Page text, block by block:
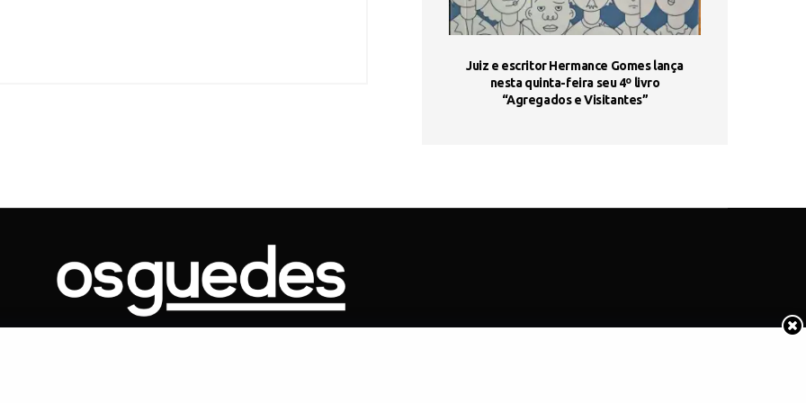
Juiz e escritor Hermance Gomes lança
nesta quinta-feira seu 4º livro
“Agregados e Visitantes”